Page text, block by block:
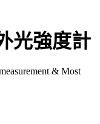
光強度計
& Most